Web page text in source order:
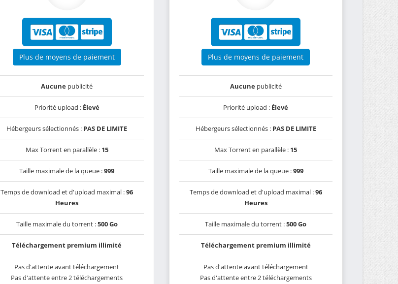
Plus de moyens de paiement
Aucune publicité
Priorité upload : Élevé
Hébergeurs sélectionnés : PAS DE LIMITE
Max Torrent en parallèle : 15
Taille maximale de la queue :999
Temps de download et d'upload maximal :96
Heures
Taille maximale du torrent :500 Go
Téléchargement premium illimité
Pas d'attente avant téléchargement
Pas d'attente entre 2 téléchargements
Plus de moyens de paiement
Aucunepublicité
Priorité upload : Élevé
Hébergeurs sélectionnés : PAS DE LIMITE
Max Torrent en parallèle : 15
Taille maximale de la queue :999
Temps de download et d'upload maximal :96
Heures
Taille maximale du torrent :500 Go
Téléchargement premium illimité
Pas d'attente avant téléchargement
Pas d'attente entre 2 téléchargements